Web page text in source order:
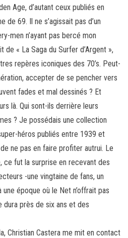
Age, d’autant ceux publiés en
de 69. Il ne s’agissait pas d’un
men n’ayant pas bercé mon
de « La Saga du Surfer d’Argent »,
repères iconiques des 70’s. Peut-
accepter de se pencher vers
fades et mal dessinés ? Et
là. Qui sont-ils derrière leurs
? Je possédais une collection
héros publiés entre 1939 et
ne pas en faire profiter autrui. Le
ce fut la surprise en recevant des
-une vingtaine de fans, un
époque où le Net n’offrait pas
dura près de six ans et des
Christian Castera me mit en contact